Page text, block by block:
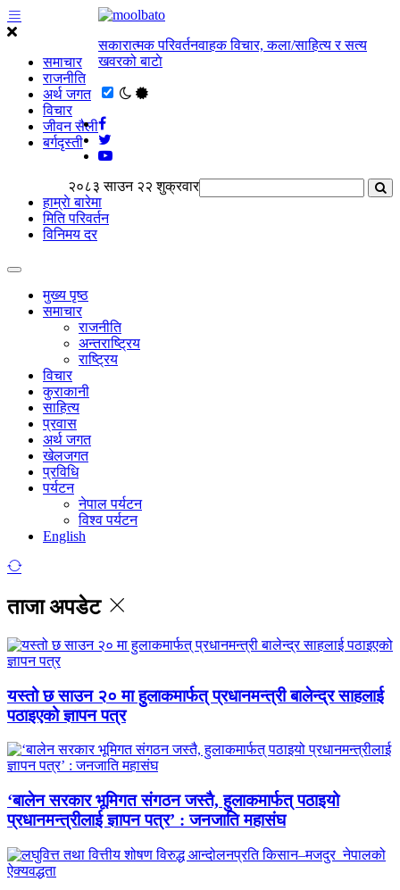
समाचार
राजनीति
अर्थ जगत
विचार
जीवन सैली
बर्गदृस्ती
सकारात्मक परिवर्तनवाहक विचार, कला/साहित्य र सत्य
खवरको बाटाे
२०८३ साउन २२ शुक्रवार
हाम्राे बारेमा
मिति परिवर्तन
विनिमय दर
मुख्य पृष्ठ
समाचार
राजनीति
अन्तराष्ट्रिय
राष्ट्रिय
विचार
कुराकानी
साहित्य
प्रवास
अर्थ जगत
खेलजगत
प्रविधि
पर्यटन
नेपाल पर्यटन
विश्व पर्यटन
English
ताजा अपडेट
यस्तो छ साउन २० मा हुलाकमार्फत् प्रधानमन्त्री बालेन्द्र साहलाई
पठाइएको ज्ञापन पत्र
‘बालेन सरकार भूमिगत संगठन जस्तै, हुलाकमार्फत् पठाइयो
प्रधानमन्त्रीलाई ज्ञापन पत्र’ : जनजाति महासंघ